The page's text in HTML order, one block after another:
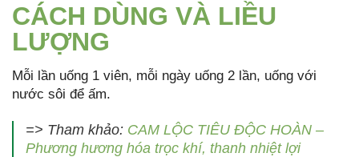
CÁCH DÙNG VÀ LIỀU
LƯỢNG
Mỗi lần uống 1 viên, mỗi ngày uống 2 lần, uống với
nước sôi để ấm.
=> Tham khảo: CAM LỘC TIÊU ĐỘC HOÀN –
Phương hương hóa trọc khí, thanh nhiệt lợi